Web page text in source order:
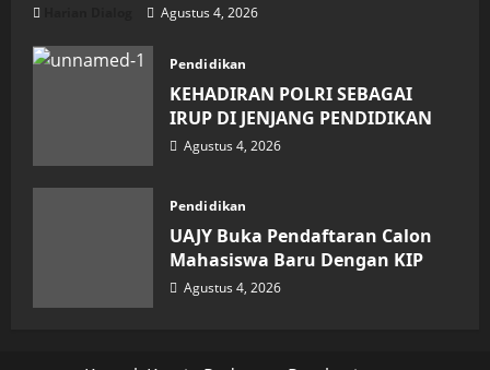
Agustus 4, 2026
Pendidikan
KEHADIRAN POLRI SEBAGAI
IRUP DI JENJANG PENDIDIKAN
Agustus 4, 2026
Pendidikan
UAJY Buka Pendaftaran Calon
Mahasiswa Baru Dengan KIP
Agustus 4, 2026